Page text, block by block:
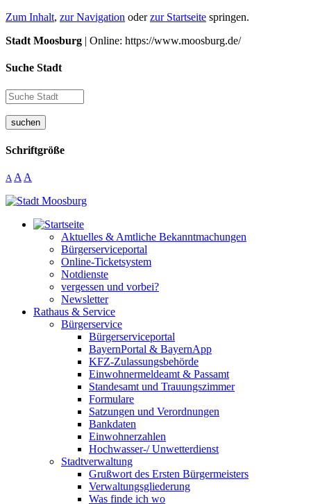
Zum Inhalt, zur Navigation oderzur Startseite springen.
Stadt Moosburg | Online: https://www.moosburg.de/
Suche Stadt
suchen
Schriftgröße
A A A
Aktuelles & Amtliche Bekanntmachungen
Bürgerserviceportal
Online-Ticketsystem
Notdienste
vergessen und vorbei?
Newsletter
Rathaus & Service
Bürgerservice
Bürgerserviceportal
BayernPortal & BayernApp
KFZ-Zulassungsbehörde
Einwohnermeldeamt & Passamt
Standesamt und Trauungszimmer
Formulare
Satzungen und Verordnungen
Bankdaten
Einwohnerzahlen
Hochwasser-/ Unwetterdienst
Stadtverwaltung
Grußwort des Ersten Bürgermeisters
Verwaltungsgliederung
Was finde ich wo